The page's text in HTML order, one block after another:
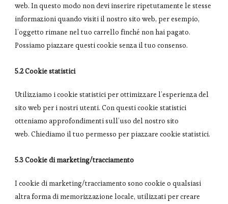
web. In questo modo non devi inserire ripetutamente le stesse
informazioni quando visiti il nostro sito web, per esempio,
l’oggetto rimane nel tuo carrello finché non hai pagato.
Possiamo piazzare questi cookie senza il tuo consenso.
5.2 Cookie statistici
Utilizziamo i cookie statistici per ottimizzare l’esperienza del
sito web per i nostri utenti. Con questi cookie statistici
otteniamo approfondimenti sull’uso del nostro sito
web. Chiediamo il tuo permesso per piazzare cookie statistici.
5.3 Cookie di marketing/tracciamento
I cookie di marketing/tracciamento sono cookie o qualsiasi
altra forma di memorizzazione locale, utilizzati per creare